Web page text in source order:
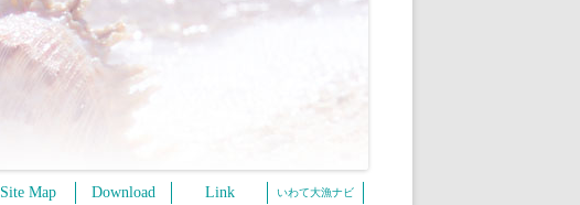
Site Map Download Link いわて大漁ナビ